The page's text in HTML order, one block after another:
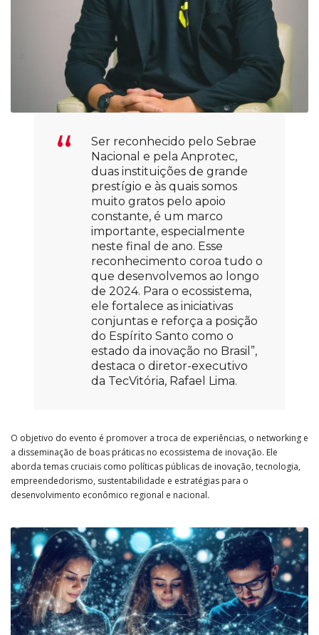
Ser reconhecido pelo Sebrae
Nacional e pela Anprotec,
duas instituições de grande
prestígio e às quais somos
muito gratos pelo apoio
constante, é um marco
importante, especialmente
neste final de ano. Esse
reconhecimento coroa tudo o
que desenvolvemos ao longo
de 2024. Para o ecossistema,
ele fortalece as iniciativas
conjuntas e reforça a posição
do Espírito Santo como o
estado da inovação no Brasil”,
destaca o diretor-executivo
da TecVitória, Rafael Lima.
O objetivo do evento é promover a troca de experiências, o networking e
a disseminação de boas práticas no ecossistema de inovação. Ele
aborda temas cruciais como políticas públicas de inovação, tecnologia,
empreendedorismo, sustentabilidade e estratégias para o
desenvolvimento econômico regional e nacional.